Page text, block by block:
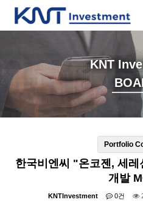
KNT
Portfolio
한국비엔씨 "온코젠, 세
개발
KNTInvestment 0건